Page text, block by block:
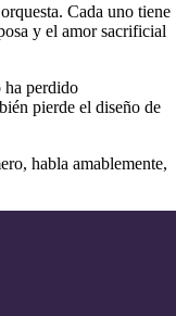
Cada uno tiene
y el amor sacrificial
ha perdido
pierde el diseño de
habla amablemente,